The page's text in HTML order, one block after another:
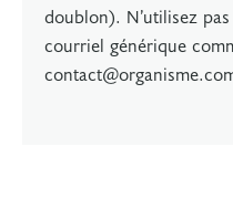
doublon). N’utilisez
courriel générique
c